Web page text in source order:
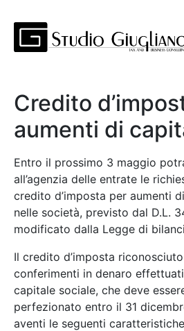
Credito
aumenti di
Entro il prossimo 3 maggio
all’agenzia delle entrate le
credito d’imposta per aumenti
nelle società, previsto dal D.L.
modificato dalla Legge di
Il credito d’imposta
conferimenti in denaro effettuati
capitale sociale, che deve
perfezionato entro il 31
aventi le seguenti